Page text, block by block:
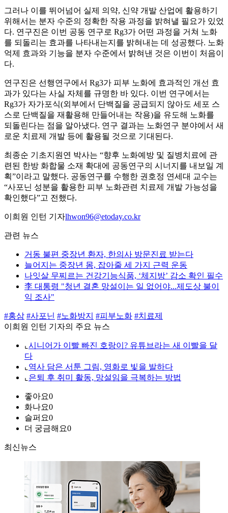
그러나 이를 뛰어넘어 실제 의약, 신약 개발 산업에 활용하기
위해서는 분자 수준의 정확한 작용 과정을 밝혀낼 필요가 있었
다. 연구진은 이번 공동 연구로 Rg3가 어떤 과정을 거쳐 노화
를 되돌리는 효과를 나타내는지를 밝혀내는 데 성공했다. 노화
억제 효과와 기능을 분자 수준에서 밝혀낸 것은 이번이 처음이
다.
연구진은 선행연구에서 Rg3가 피부 노화에 효과적인 개선 효
과가 있다는 사실 자체를 규명한 바 있다. 이번 연구에서는
Rg3가 자가포식(외부에서 단백질을 공급되지 않아도 세포 스
스로 단백질을 재활용해 만들어내는 작용)을 유도해 노화를
되돌린다는 점을 알아냈다. 연구 결과는 노화연구 분야에서 새
로운 치료제 개발 등에 활용될 것으로 기대된다.
최종순 기초지원연 박사는 “향후 노화예방 및 질병치료에 관
련된 한방 화합물 소재 확대에 공동연구의 시너지를 내보일 계
획”이라고 말했다. 공동연구를 수행한 권호정 연세대 교수는
“사포닌 성분을 활용한 피부 노화관련 치료제 개발 가능성을
확인했다”고 전했다.
이희원 인턴 기자lhwon96@etoday.co.kr
관련 뉴스
거동 불편 중장년 환자, 한의사 방문진료 받는다
늘어지는 중장년 몸, 잡아줄 세 가지 근력 운동
나잇살 무찌르는 건강기능식품, ‘체지방’ 감소 확인 필수
李 대통령 "청년 결혼 망설이는 일 없어야...제도상 불이
익 조사"
#홍삼 #사포닌 #노화방지 #피부노화 #치료제
이희원 인턴 기자의 주요 뉴스
⌞ 시니어가 이빨 빠진 호랑이? 유튜브라는 새 이빨을 달
다
⌞ 역사 담은 서툰 그림, 영화로 빛을 발하다
⌞ 은퇴 후 취미 활동, 망설임을 극복하는 방법
좋아요0
화나요0
슬퍼요0
더 궁금해요0
최신뉴스